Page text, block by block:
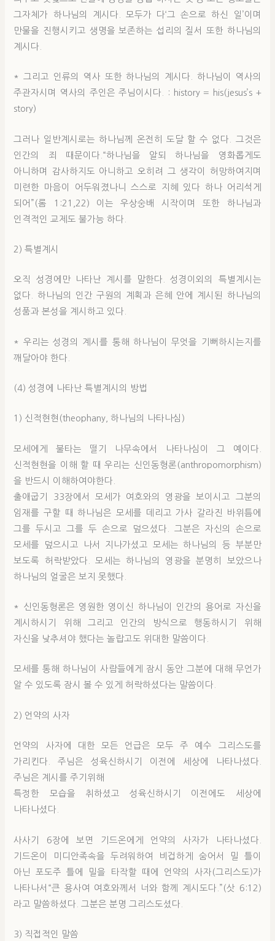
그자체가 하나님의 계시다. 모두가 다‘그 손으로 하신 일’이며
만물을 진행시키고 생명을 보존하는 섭리의 질서 또한 하나님의
계시다.
* 그리고 인류의 역사 또한 하나님의 계시다. 하나님이 역사의
주관자시며 역사의 주인은 주님이시다. : history = his(jesus’s +
story)
그러나 일반계시로는 하나님께 온전히 도달 할 수 없다. 그것은
인간의 죄 때문이다.“하나님을 알되 하나님을 영화롭게도
아니하며 감사하지도 아니하고 오히려 그 생각이 허망하여지며
미련한 마음이 어두워졌나니 스스로 지혜 있다 하나 어리석게
되어”(롬 1:21,22) 이는 우상숭배 시작이며 또한 하나님과
인격적인 교제도 불가능 하다.
2) 특별계시
오직 성경에만 나타난 계시를 말한다. 성경이외의 특별계시는
없다. 하나님의 인간 구원의 계획과 은혜 안에 계시된 하나님의
성품과 본성을 계시하고 있다.
* 우리는 성경의 계시를 통해 하나님이 무엇을 기뻐하시는지를
깨달아야 한다.
(4) 성경에 나타난 특별계시의 방법
1) 신적현현(theophany, 하나님의 나타나심)
모세에게 불타는 떨기 나무속에서 나타나심이 그 예이다.
신적현현을 이해 할 때 우리는 신인동형론(anthropomorphism)
을 반드시 이해하여야한다.
출애굽기 33장에서 모세가 여호와의 영광을 보이시고 그분의
임재를 구할 때 하나님은 모세를 데리고 가사 갈라진 바위틈에
그를 두시고 그를 두 손으로 덮으셨다. 그분은 자신의 손으로
모세를 덮으시고 나서 지나가셨고 모세는 하나님의 등 부분만
보도록 허락받았다. 모세는 하나님의 영광을 분명히 보았으나
하나님의 얼굴은 보지 못했다.
* 신인동형론은 영원한 영이신 하나님이 인간의 용어로 자신을
계시하시기 위해 그리고 인간의 방식으로 행동하시기 위해
자신을 낮추셔야 했다는 놀랍고도 위대한 말씀이다.
모세를 통해 하나님이 사람들에게 잠시 동안 그분에 대해 무언가
알 수 있도록 잠시 볼 수 있게 허락하셨다는 말씀이다.
2) 언약의 사자
언약의 사자에 대한 모든 언급은 모두 주 예수 그리스도를
가리킨다. 주님은 성육신하시기 이전에 세상에 나타나셨다.
주님은 계시를 주기위해
특정한 모습을 취하셨고 성육신하시기 이전에도 세상에
나타나셨다.
사사기 6장에 보면 기드온에게 언약의 사자가 나타나셨다.
기드온이 미디안족속을 두려워하여 비겁하게 숨어서 밀 틀이
아닌 포도주 틀에 밀을 타작할 때에 언약의 사자(그리스도)가
나타나서“큰 용사여 여호와께서 너와 함께 계시도다.”(삿 6:12)
라고 말씀하셨다. 그분은 분명 그리스도셨다.
3) 직접적인 말씀